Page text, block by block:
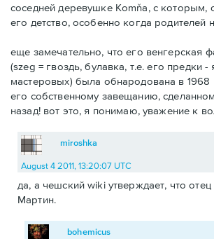
соседней деревушке Komňa, с которым,
его детство, особенно когда родителей
еще замечательно, что его венгерская
(szeg = гвоздь, булавка, т.е. его предки -
мастеровых) была обнародована в 1968
его собственному завещанию,
назад! вот это, я понимаю, уважение к
miroshka
August 4 2011, 13:20:07 UTC
да, а чешский wiki утверждает, что
Мартин.
bohemicus